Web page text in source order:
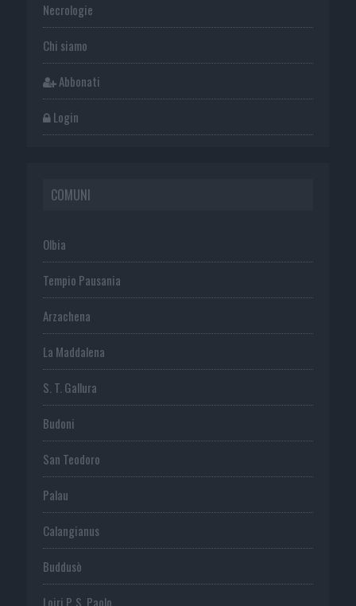
Necrologie
Chi siamo
Abbonati
Login
COMUNI
Olbia
Tempio Pausania
Arzachena
La Maddalena
S. T. Gallura
Budoni
San Teodoro
Palau
Calangianus
Buddusò
Loiri P. S. Paolo